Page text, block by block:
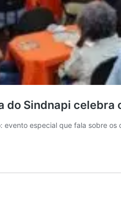
do Sindnapi celebra
evento especial que fala sobre